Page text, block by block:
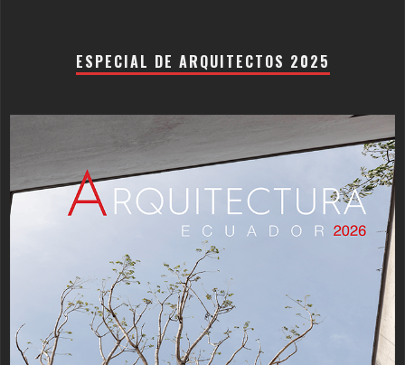
ESPECIAL DE ARQUITECTOS 2025